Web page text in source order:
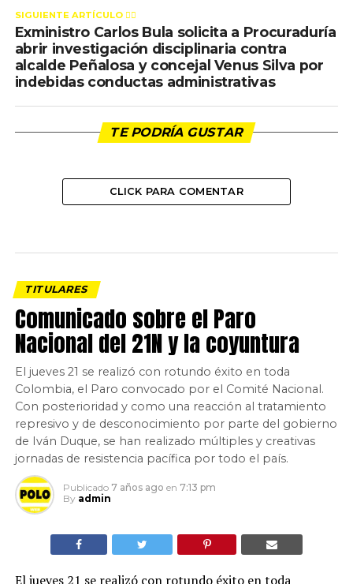
SIGUIENTE ARTÍCULO 👈🏻
Exministro Carlos Bula solicita a Procuraduría
abrir investigación disciplinaria contra
alcalde Peñalosa y concejal Venus Silva por
indebidas conductas administrativas
TE PODRÍA GUSTAR
CLICK PARA COMENTAR
TITULARES
Comunicado sobre el Paro
Nacional del 21N y la coyuntura
El jueves 21 se realizó con rotundo éxito en toda
Colombia, el Paro convocado por el Comité Nacional.
Con posterioridad y como una reacción al tratamiento
represivo y de desconocimiento por parte del gobierno
de Iván Duque, se han realizado múltiples y creativas
jornadas de resistencia pacífica por todo el país.
Publicado 7 años ago en 7:13 pm
By admin
El jueves 21 se realizó con rotundo éxito en toda